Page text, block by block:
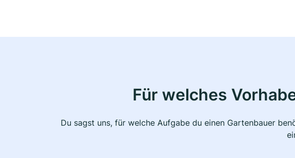
Für welches
Du sagst uns, für welche Aufgabe du einen Gartenbauer